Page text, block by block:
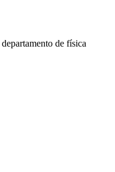
departamento de física